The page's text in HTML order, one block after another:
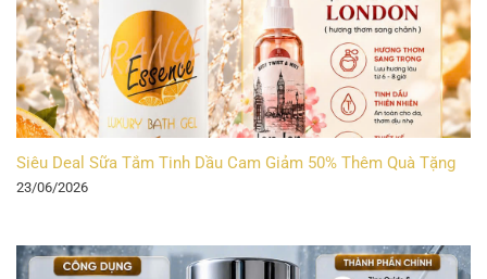
Siêu Deal Sữa Tắm Tinh Dầu Cam Giảm 50% Thêm Quà Tặng
23/06/2026